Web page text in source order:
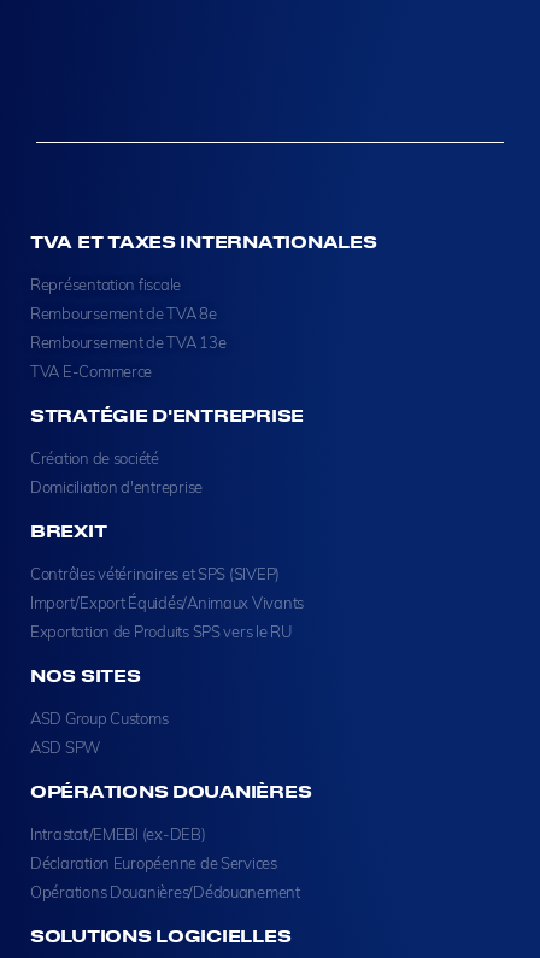
TVA ET TAXES INTERNATIONALES
Représentation fiscale
Remboursement de TVA 8e
Remboursement de TVA 13e
TVA E-Commerce
STRATÉGIE D'ENTREPRISE
Création de société
Domiciliation d'entreprise
BREXIT
Contrôles vétérinaires et SPS (SIVEP)
Import/Export Équidés/Animaux Vivants
Exportation de Produits SPS vers le RU
NOS SITES
ASD Group Customs
ASD SPW
OPÉRATIONS DOUANIÈRES
Intrastat/EMEBI (ex-DEB)
Déclaration Européenne de Services
Opérations Douanières/Dédouanement
SOLUTIONS LOGICIELLES